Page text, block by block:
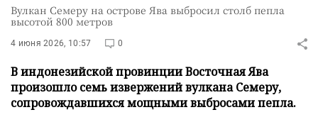
Вулкан Семеру на острове Ява выбросил столб пепла
высотой 800 метров
4 июня 2026, 10:57 0
В индонезийской провинции Восточная Ява
произошло семь извержений вулкана Семеру,
сопровождавшихся мощными выбросами пепла.